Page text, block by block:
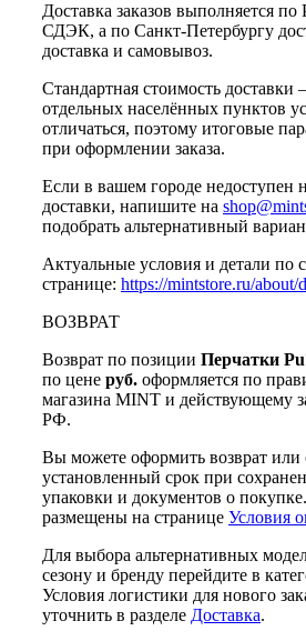
Доставка заказов выполняется
СДЭК, а по Санкт-Петербургу
доставка и самовывоз.
Стандартная стоимость
отдельных населённых пунктов
отличаться, поэтому итоговые
при оформлении заказа.
Если в вашем городе недоступен
доставки, напишите на
подобрать альтернативный
Актуальные условия и детали по
странице: https://mintstore.ru/about/
ВОЗВРАТ
Возврат по позиции Перчатки
по цене руб. оформляется по
магазина MINT и действующему
РФ.
Вы можете оформить возврат или
установленный срок при
упаковки и документов о
размещены на странице Условия
Для выбора альтернативных
сезону и бренду перейдите в
Условия логистики для нового
уточнить в разделе Доставка.